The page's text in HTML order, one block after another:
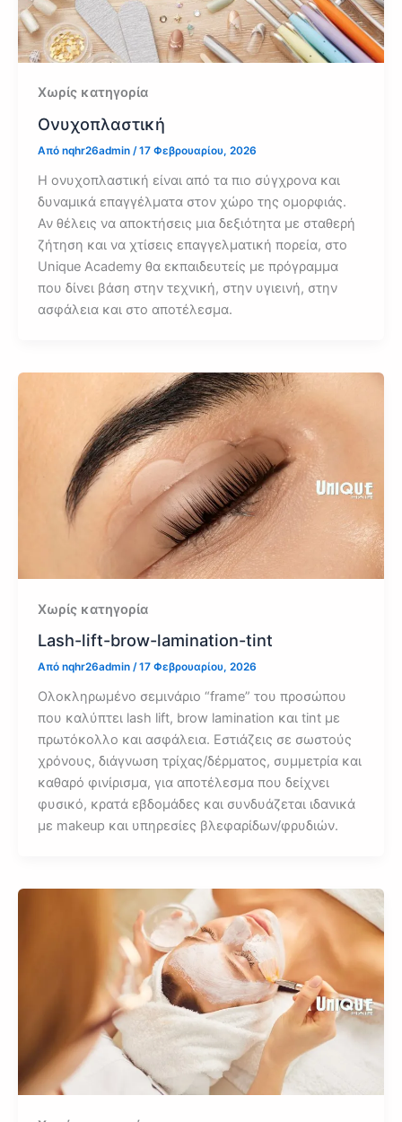
Χωρίς κατηγορία
Ονυχοπλαστική
Από nqhr26admin /17 Φεβρουαρίου, 2026
Η ονυχοπλαστική είναι από τα πιο σύγχρονα και
δυναμικά επαγγέλματα στον χώρο της ομορφιάς.
Αν θέλεις να αποκτήσεις μια δεξιότητα με σταθερή
ζήτηση και να χτίσεις επαγγελματική πορεία, στο
Unique Academy θα εκπαιδευτείς με πρόγραμμα
που δίνει βάση στην τεχνική, στην υγιεινή, στην
ασφάλεια και στο αποτέλεσμα.
Χωρίς κατηγορία
Lash-lift-brow-lamination-tint
Από nqhr26admin /17 Φεβρουαρίου, 2026
Ολοκληρωμένο σεμινάριο “frame” του προσώπου
που καλύπτει lash lift, brow lamination και tint με
πρωτόκολλο και ασφάλεια. Εστιάζεις σε σωστούς
χρόνους, διάγνωση τρίχας/δέρματος, συμμετρία και
καθαρό φινίρισμα, για αποτέλεσμα που δείχνει
φυσικό, κρατά εβδομάδες και συνδυάζεται ιδανικά
με makeup και υπηρεσίες βλεφαρίδων/φρυδιών.